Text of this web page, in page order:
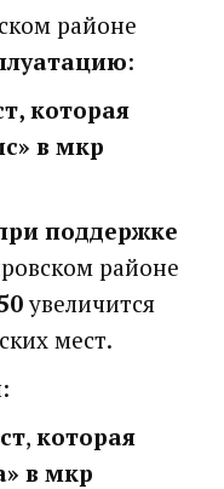
районе
:
которая
в мкр
поддержке
районе
увеличится
мест.
, которая
в мкр